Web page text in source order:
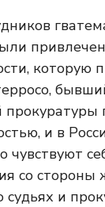
которую
и в
чувствуют
со стороны
судьях и